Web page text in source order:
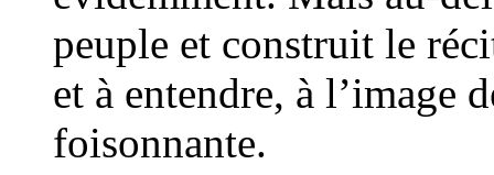
peuple et construit le
et à entendre, à l’image
foisonnante.